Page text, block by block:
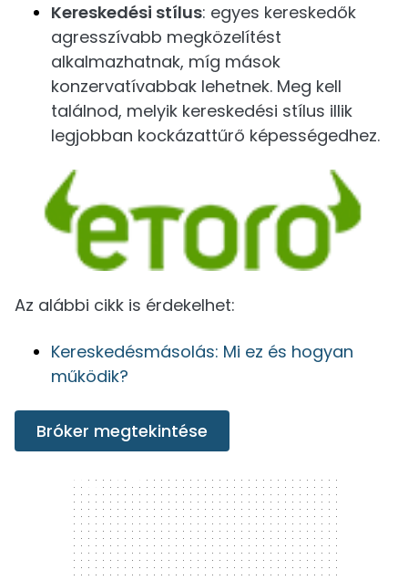
Kereskedési stílus: egyes kereskedők
agresszívabb megközelítést
alkalmazhatnak, míg mások
konzervatívabbak lehetnek. Meg kell
találnod, melyik kereskedési stílus illik
legjobban kockázattűrő képességedhez.
Az alábbi cikk is érdekelhet:
Kereskedésmásolás: Mi ez és hogyan
működik?
Bróker megtekintése
300 x 250